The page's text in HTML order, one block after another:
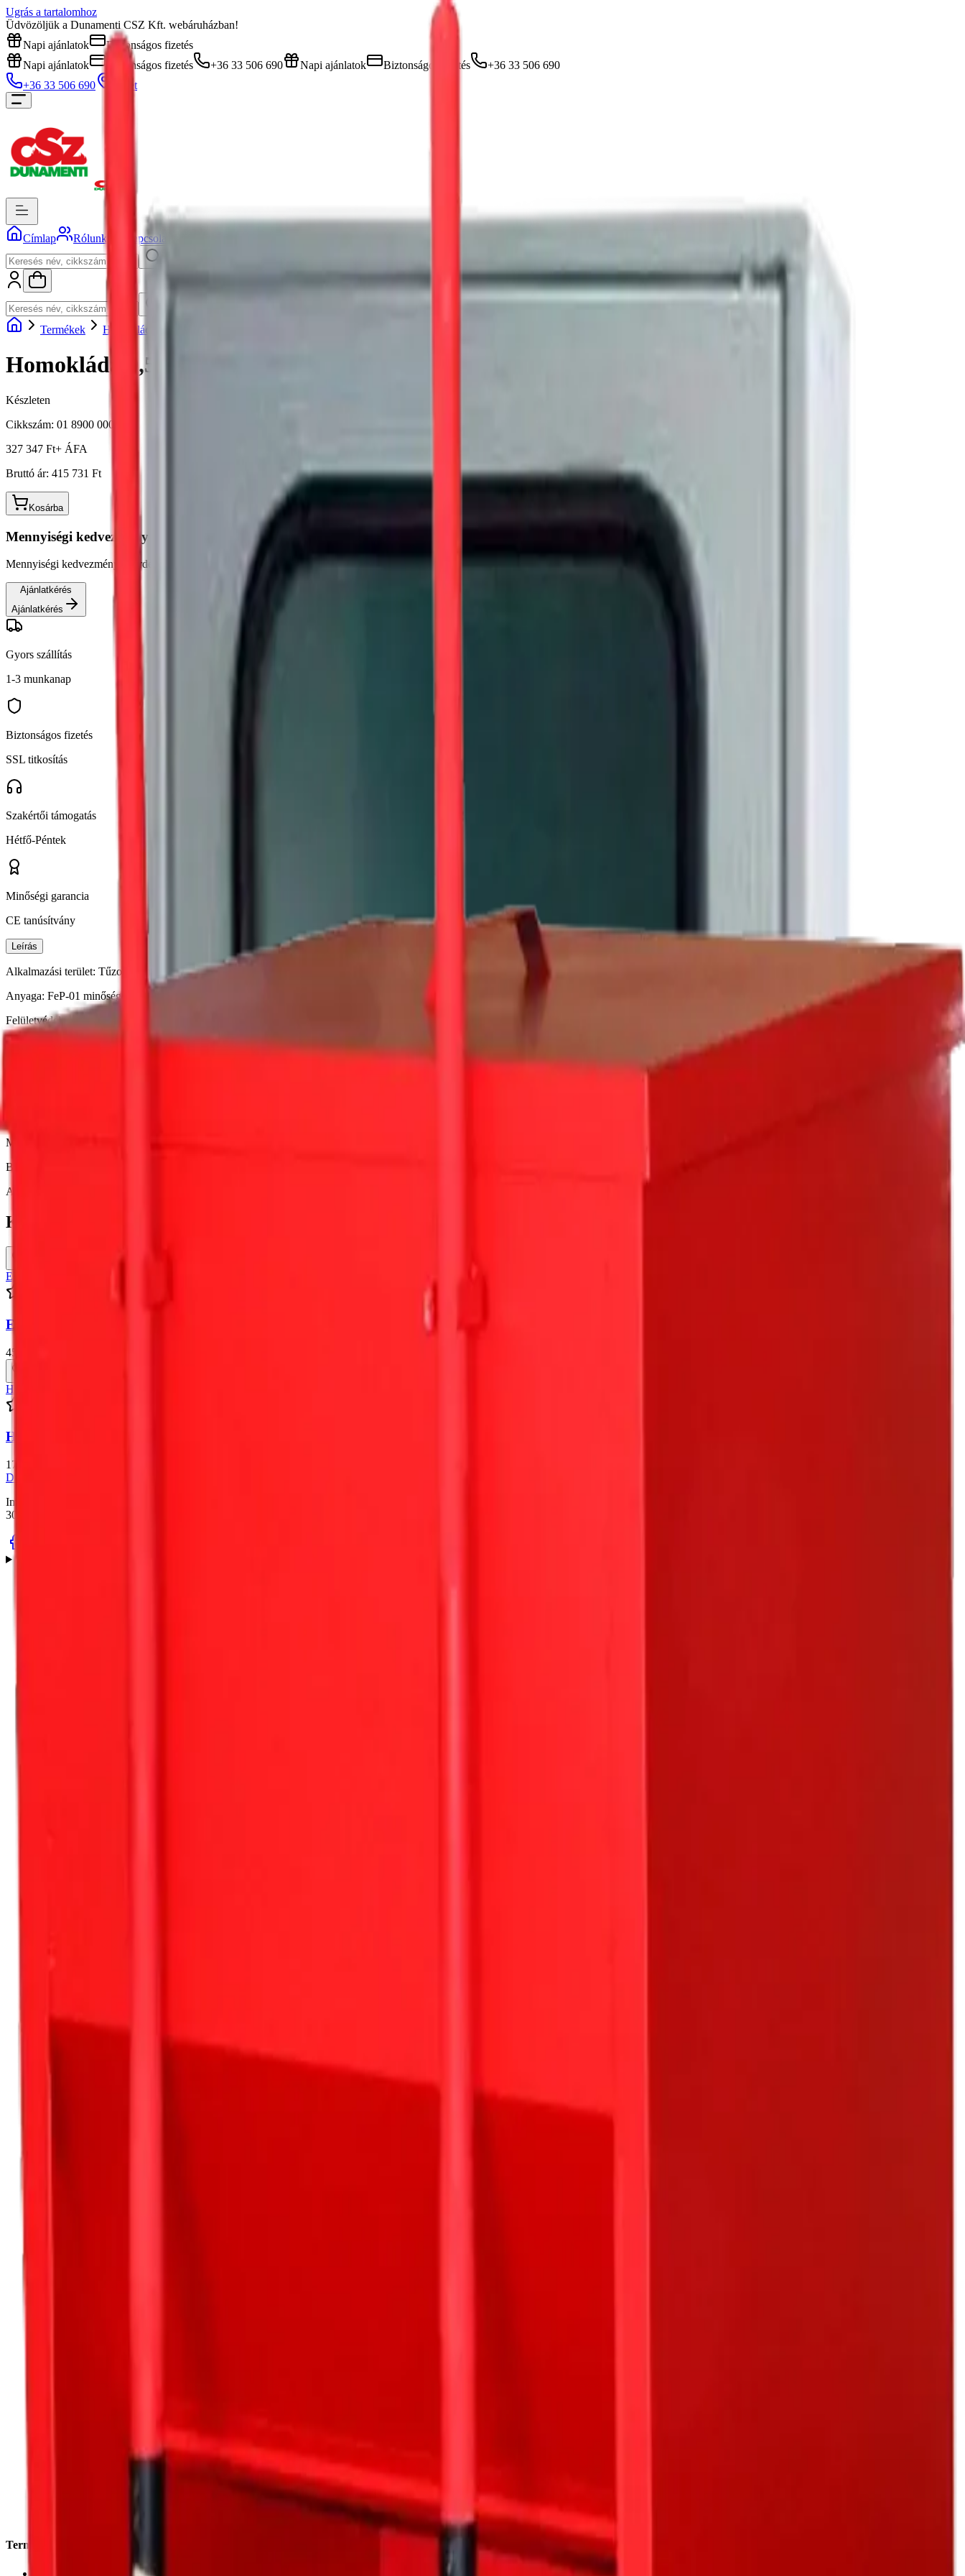
Ugrás a tartalomhoz
Üdvözöljük a Dunamenti CSZ Kft. webáruházban!
Napi ajánlatok
Biztonságos fizetés
Napi ajánlatok
Biztonságos fizetés +36 33 506 690 Napi ajánlatok Biztonságos fizetés
+36 33 506 690
+36 33 506 690
Üzlet
Címlap Rólunk Kapcsolat
Termékek Homokláda
Homokláda 0,5m3
Készleten
Cikkszám: 01 8900 0006 01
327 347 Ft+ ÁFA
Bruttó ár: 415 731 Ft
Kosárba
Mennyiségi kedvezmény
Mennyiségi kedvezményért érdeklődjön az alábbi gombra kattintva.
Ajánlatkérés
Ajánlatkérés
Gyors szállítás
1-3 munkanap
Biztonságos fizetés
SSL titkosítás
Szakértői támogatás
Hétfő-Péntek
Minőségi garancia
CE tanúsítvány
Leírás
Alkalmazási terület: Tűzoltóhomok tárolására.
Anyaga: FeP-01 minőségű finom acéllemez.
Felületvédelem: Kétrétegű lakkfesték vagy porszórás. Alapszín piros, de a RAL skála bármely színével gyártjuk.
Tartozékok: 1 db lapát. A homokot nem tartalmazza az ár!
Mélység: 600 mm
Bruttó súly: 36 kg
Ajánljuk még
Kapcsolódó termékek
Egészségügyi szekrények
Egészségügyi szekrény
45 563 Ft
Homokláda
Homokláda 0,25 m3
175 379 Ft
Dunamenti
Immáron 50 éve kezdtük el tevékenységünket a tűzvédelem terén. Az általunk gyártott, és folyamatosan továbbfejlesztett tűzoltó szerelvények jelenleg is a tűzvédelmi piac fontos részei. Ennek kiegészítéseként,
30 éve kezdtük el a szerelvényekhez tartozó tűzcsapszekrények gyártását.
Termékek
Tűzcsapszekrény, Szerelvényszekrény